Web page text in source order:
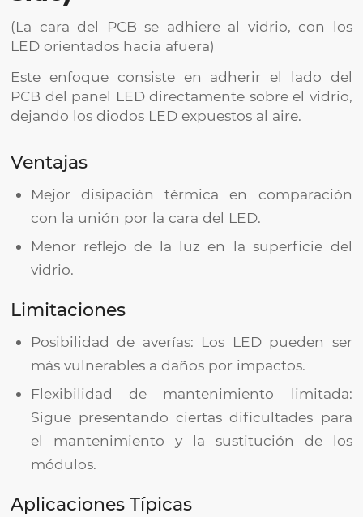
(La cara del PCB se adhiere al vidrio, con los
LED orientados hacia afuera)
Este enfoque consiste en adherir el lado del
PCB del panel LED directamente sobre el vidrio,
dejando los diodos LED expuestos al aire.
Ventajas
Mejor disipación térmica en comparación
con la unión por la cara del LED.
Menor reflejo de la luz en la superficie del
vidrio.
Limitaciones
Posibilidad de averías: Los LED pueden ser
más vulnerables a daños por impactos.
Flexibilidad de mantenimiento limitada:
Sigue presentando ciertas dificultades para
el mantenimiento y la sustitución de los
módulos.
Aplicaciones Típicas